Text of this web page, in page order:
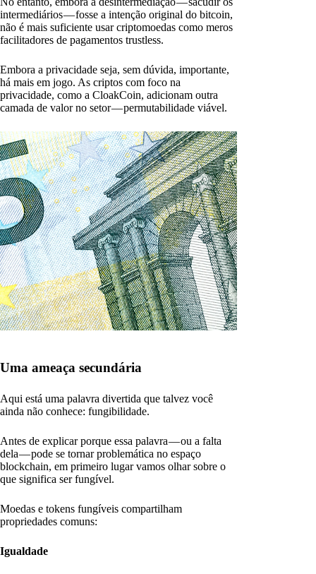
intermediários — fosse a intenção original do bitcoin,
não é mais suficiente usar criptomoedas como meros
facilitadores de pagamentos trustless.
Embora a privacidade seja, sem dúvida, importante,
há mais em jogo. As criptos com foco na
privacidade, como a CloakCoin, adicionam outra
camada de valor no setor — permutabilidade viável.
Uma ameaça secundária
Aqui está uma palavra divertida que talvez você
ainda não conhece: fungibilidade.
Antes de explicar porque essa palavra — ou a falta
dela — pode se tornar problemática no espaço
blockchain, em primeiro lugar vamos olhar sobre o
que significa ser fungível.
Moedas e tokens fungíveis compartilham
propriedades comuns:
Igualdade